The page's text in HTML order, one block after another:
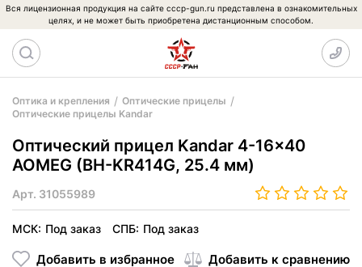
Вся лицензионная продукция на сайте cccp-gun.ru представлена в ознакомительных
целях, и не может быть приобретена дистанционным способом.
Оптика и крепления
Оптические прицелы
Оптические прицелы Kandar
Оптический прицел Kandar 4-16x40
AOMEG (BH-KR414G, 25.4 мм)
Арт. 31055989
МСК: Под заказ СПБ: Под заказ
Добавить в избранное Добавить к сравнению